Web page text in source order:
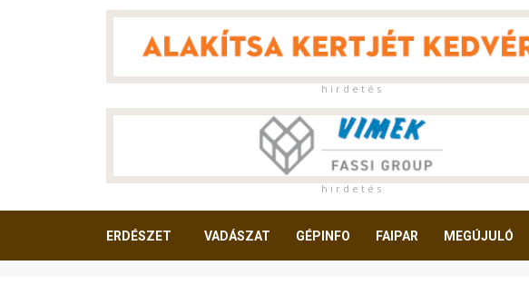
h i r d e t é s
h i r d e t é s
ERDÉSZET VADÁSZAT GÉPINFO FAIPAR MEGÚJULÓ